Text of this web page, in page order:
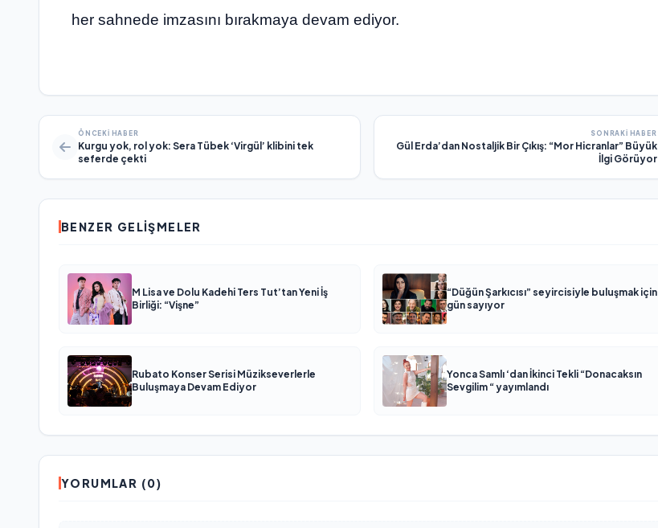
her sahnede imzasını bırakmaya devam ediyor.
ÖNCEKI HABER
Kurgu yok, rol yok: Sera Tübek ‘Virgül’ klibini tek
seferde çekti
SONRAKI HABER
Gül Erda’dan Nostaljik Bir Çıkış: “Mor Hicranlar” Büyük
İlgi Görüyor
BENZER GELIŞMELER
M Lisa ve Dolu Kadehi Ters Tut’tan Yeni İş
Birliği: “Vişne”
“Düğün Şarkıcısı” seyircisiyle buluşmak için
gün sayıyor
Rubato Konser Serisi Müzikseverlerle
Buluşmaya Devam Ediyor
Yonca Samlı ‘dan İkinci Tekli “Donacaksın
Sevgilim “ yayımlandı
YORUMLAR (0)